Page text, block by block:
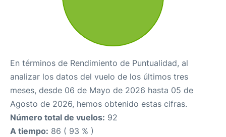
En términos de Rendimiento de Puntualidad, al
analizar los datos del vuelo de los últimos tres
meses, desde 06 de Mayo de 2026 hasta 05 de
Agosto de 2026, hemos obtenido estas cifras.
Número total de vuelos: 92
A tiempo: 86 ( 93 % )